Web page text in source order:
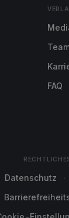
FAQ
Datenschutz